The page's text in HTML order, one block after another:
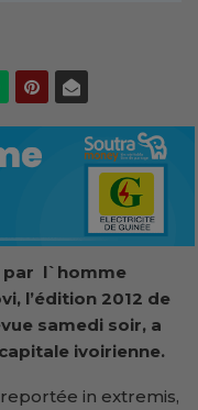
par l`homme
l’édition 2012 de
samedi soir, a
ivoirienne.
in extremis,